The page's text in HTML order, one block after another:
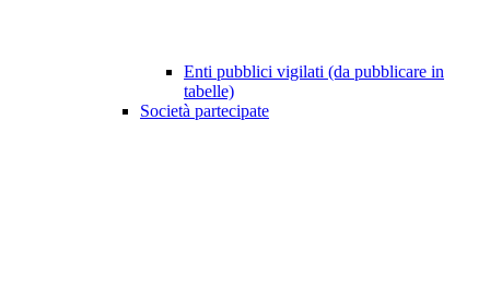
Enti pubblici vigilati (da pubblicare in
tabelle)
Società partecipate